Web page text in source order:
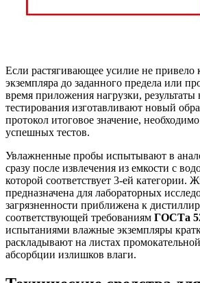
Если растягивающее усилие не привело
экземпляра до заданного предела или
время приложения нагрузки,
тестирования изготавливают новый
протокол итоговое значение,
успешных тестов.
Увлажненные пробы испытывают в
сразу после извлечения из емкости с
которой соответствует 3-ей категории.
предназначена для лабораторных
загрязненности приближена к
соответствующей требованиям ГОСТа
испытаниями влажные экземпляры
раскладывают на листах
абсорбции излишков влаги.